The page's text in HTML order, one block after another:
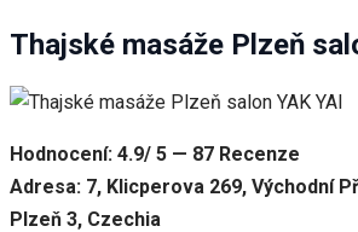
Thajské masáže Plzeň
Hodnocení: 4.9/ 5 — 87 Recenze
Adresa: 7, Klicperova 269, Východní
Plzeň 3, Czechia